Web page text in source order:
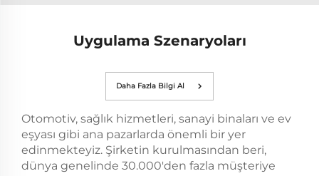
Uygulama Szenaryoları
Daha Fazla Bilgi Al
Otomotiv, sağlık hizmetleri, sanayi binaları ve ev
eşyası gibi ana pazarlarda önemli bir yer
edinmekteyiz. Şirketin kurulmasından beri,
dünya genelinde 30.000'den fazla müşteriye